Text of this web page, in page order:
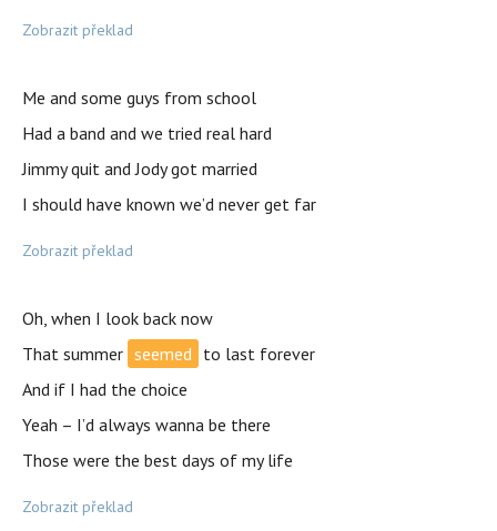
Zobrazit překlad
Me and some guys from school
Had a band and we tried real hard
Jimmy quit and Jody got married
I should have known we’d never get far
Zobrazit překlad
Oh, when I look back now
That summer seemed to last forever
And if I had the choice
Yeah – I’d always wanna be there
Those were the best days of my life
Zobrazit překlad